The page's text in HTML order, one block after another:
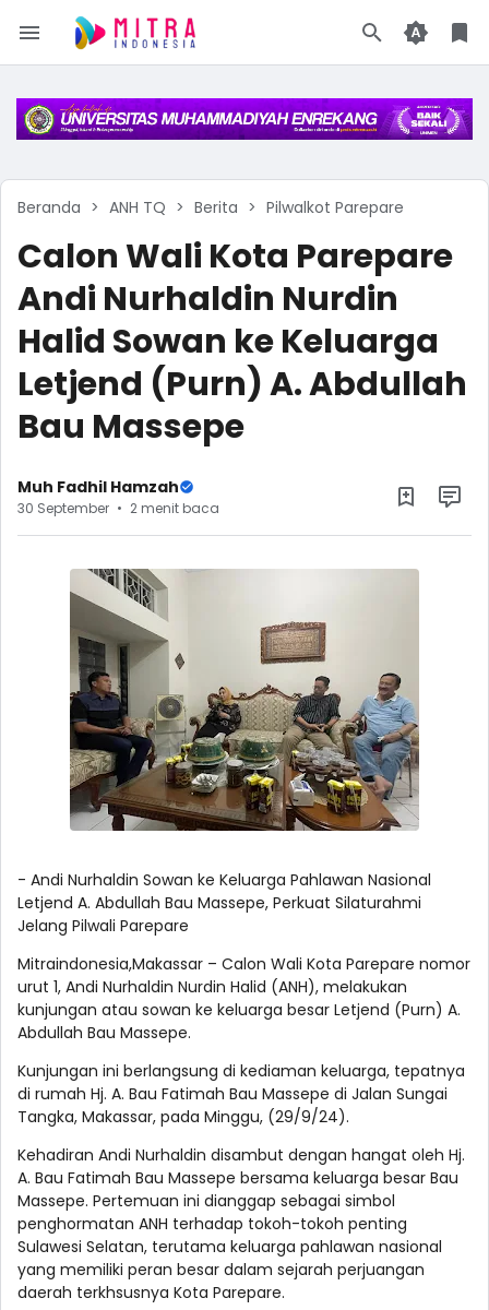
Beranda ANH TQ Berita Pilwalkot Parepare
Calon Wali Kota Parepare
Andi Nurhaldin Nurdin
Halid Sowan ke Keluarga
Letjend (Purn) A. Abdullah
Bau Massepe
Muh Fadhil Hamzah
30 September 2 menit baca
- Andi Nurhaldin Sowan ke Keluarga Pahlawan Nasional
Letjend A. Abdullah Bau Massepe, Perkuat Silaturahmi
Jelang Pilwali Parepare
Mitraindonesia,Makassar – Calon Wali Kota Parepare nomor
urut 1, Andi Nurhaldin Nurdin Halid (ANH), melakukan
kunjungan atau sowan ke keluarga besar Letjend (Purn) A.
Abdullah Bau Massepe.
Kunjungan ini berlangsung di kediaman keluarga, tepatnya
di rumah Hj. A. Bau Fatimah Bau Massepe di Jalan Sungai
Tangka, Makassar, pada Minggu, (29/9/24).
Kehadiran Andi Nurhaldin disambut dengan hangat oleh Hj.
A. Bau Fatimah Bau Massepe bersama keluarga besar Bau
Massepe. Pertemuan ini dianggap sebagai simbol
penghormatan ANH terhadap tokoh-tokoh penting
Sulawesi Selatan, terutama keluarga pahlawan nasional
yang memiliki peran besar dalam sejarah perjuangan
daerah terkhsusnya Kota Parepare.